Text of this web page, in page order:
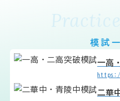
Practice
模試
一高
二華